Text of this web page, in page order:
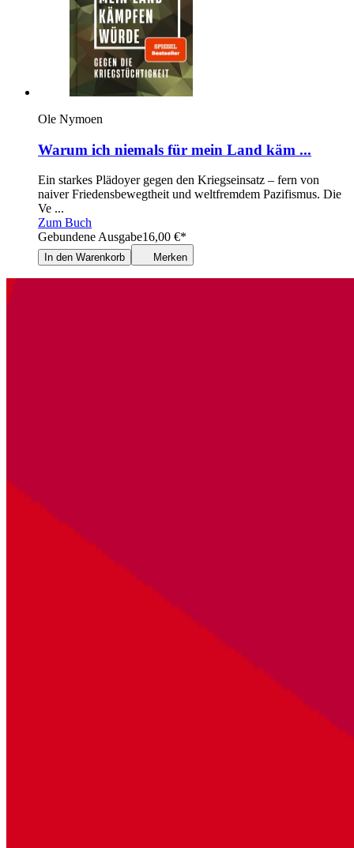
Ole Nymoen
Warum ich niemals für mein Land käm ...
Ein starkes Plädoyer gegen den Kriegseinsatz – fern von
naiver Friedensbewegtheit und weltfremdem Pazifismus. Die
Ve ...
Zum Buch
Gebundene Ausgabe16,00 €*
In den Warenkorb Merken